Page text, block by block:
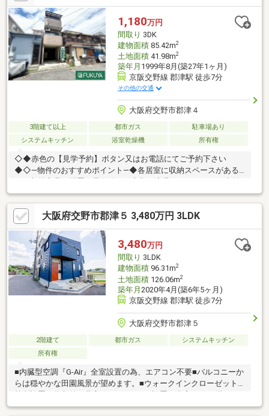
1,180万円
間取り 3DK
建物面積85.42m2
土地面積41.98m2
築年月 1999年8月(築27年1ヶ月)
京阪交野線 郡津駅 徒歩7分
その他の交通
大阪府交野市郡津４
3階建て以上 都市ガス
駐車場あり
システムキッチン
浴室乾燥機 所有権
◇◆赤色の【見学予約】ボタン又はお電話にてご予約下さい
◆◇―物件のおすすめポイント―◆各居室に収納スペースがある
いただけます！◆ロフト付きのため、オフシーズンの衣類や寝具
などかさばるアイテムをまとめて片付けられます♪◆三ツ口コン
ロ・魚焼きグリル付きで同時にたくさんの調理をすることが出来
るシステムキッチン！◆浴室乾燥機付きなので乾燥機能で雨の日
や花粉の時期も気にせず洗濯物を乾かすことが出来ます！―周辺
施設―・交野市立郡津小学校…約３００ｍ・交野市立第二中学校…
約１０００ｍ・万代郡津店…約３００ｍ
大阪府交野市郡津５ 3,480万円 3LDK
3,480万円
間取り 3LDK
建物面積96.31m2
土地面積126.06m2
築年月 2020年4月(築6年5ヶ月)
京阪交野線 郡津駅 徒歩7分
大阪府交野市郡津５
2階建て 都市ガス
システムキッチン
所有権
■内臓型空調『G-Air』全室設置の為、エアコン不要■バルコニーか
らは穏やかな田園風景が望めます。■ウォークインクローゼット2
約16.1帖の為、広々とお使いいただけます。